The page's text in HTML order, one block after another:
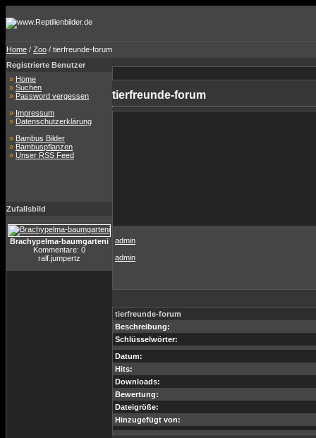
Home / Zoo / tierfreunde-forum
Registrierte Benutzer
» Home
» Suchen
» Password vergessen
» Impressum
» Datenschutzerklärung
» Bambus Bilder
» Bambuspflanzen
» Unser RSS Feed
Zufallsbild
Brachypelma-baumgarteni
Kommentare: 0
ralf.jumpertz
tierfreunde-forum
admin
admin
tierfreunde-forum
Beschreibung:
Schlüsselwörter:
Datum:
Hits:
Downloads:
Bewertung:
Dateigröße:
Hinzugefügt von: